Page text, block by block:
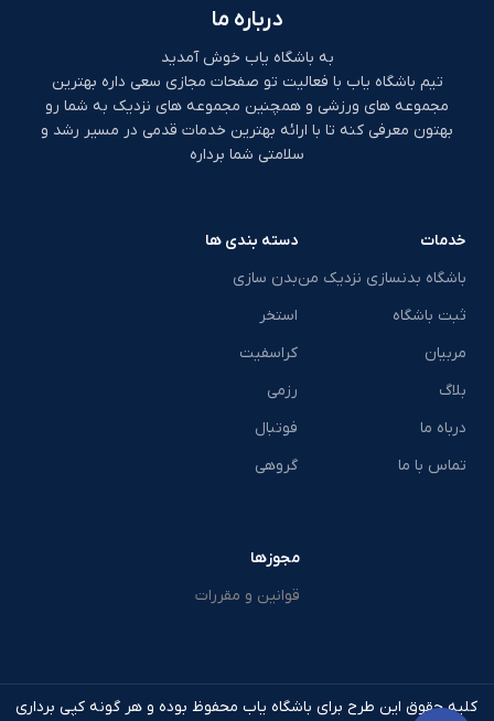
درباره ما
به باشگاه یاب خوش آمدید
تیم باشگاه یاب با فعالیت تو صفحات مجازی سعی داره بهترین
مجموعه های ورزشی و همچنین مجموعه های نزدیک به شما رو
بهتون معرفی کنه تا با ارائه بهترین خدمات قدمی در مسیر رشد و
سلامتی شما برداره
خدمات
باشگاه بدنسازی نزدیک من
ثبت باشگاه
مربیان
بلاگ
درباه ما
تماس با ما
دسته بندی ها
بدن سازی
استخر
کراسفیت
رزمی
فوتبال
گروهی
مجوزها
قوانین و مقررات
کلیه حقوق این طرح برای باشگاه یاب محفوظ بوده و هر گونه کپی برداری